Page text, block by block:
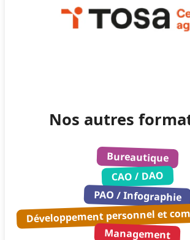
Nos autres
Bureautique
CAO / DAO
PAO / Infographie
Développement personnel et
Management